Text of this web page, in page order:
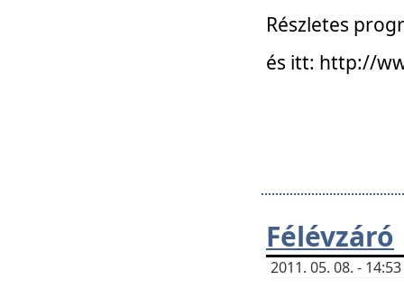
Részletes
és itt: http://
Félévzáró
2011. 05. 08. -